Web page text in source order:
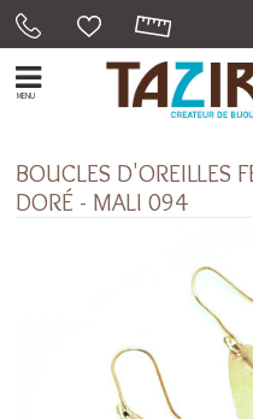
MENU
BOUCLES D'OREILLES
DORÉ - MALI 094